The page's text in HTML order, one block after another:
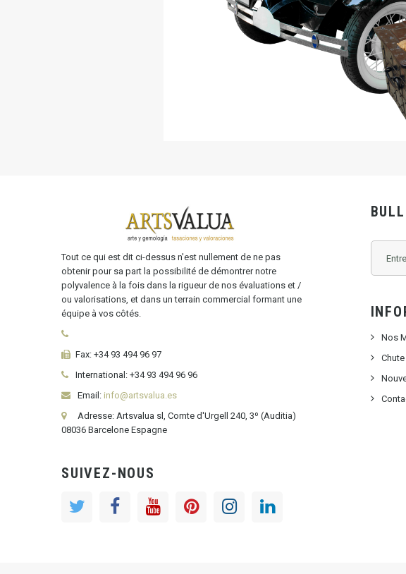
Tout ce qui est dit ci-dessus n'est nullement de ne pas
obtenir pour sa part la possibilité de démontrer notre
polyvalence à la fois dans la rigueur de nos évaluations et /
ou valorisations, et dans un terrain commercial formant une
équipe à vos côtés.
Fax: +34 93 494 96 97
International: +34 93 494 96 96
Email: info@artsvalua.es
Adresse: Artsvalua sl, Comte d'Urgell 240, 3º (Auditia)
08036 Barcelone Espagne
SUIVEZ-NOUS
Nos